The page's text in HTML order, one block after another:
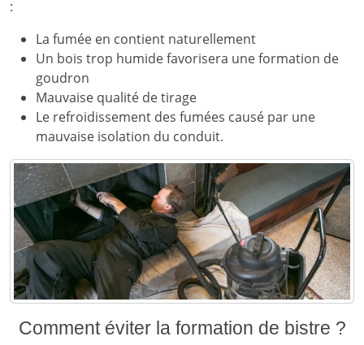
:
La fumée en contient naturellement
Un bois trop humide favorisera une formation de
goudron
Mauvaise qualité de tirage
Le refroidissement des fumées causé par une
mauvaise isolation du conduit.
Comment éviter la formation de bistre ?